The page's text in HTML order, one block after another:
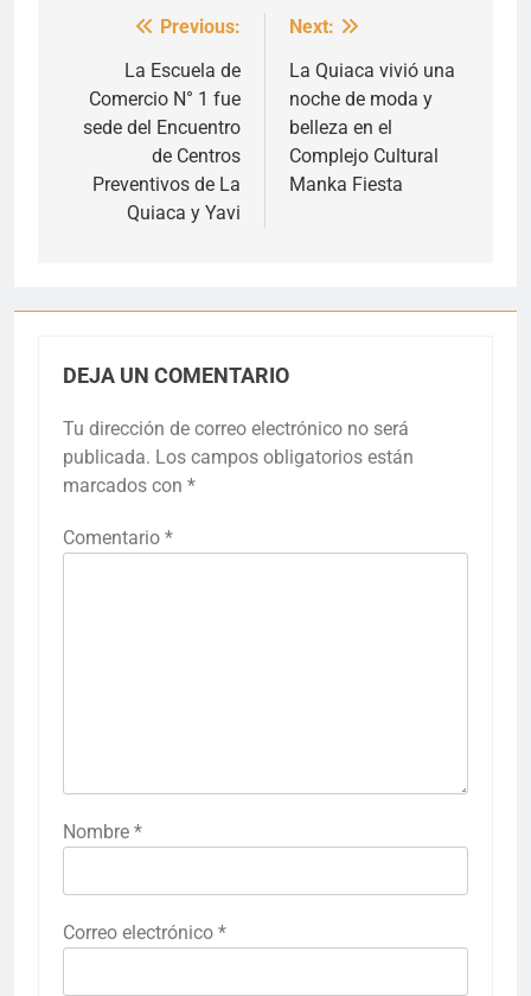
Navegación
entradas
Previous:
La Escuela de
Comercio N° 1 fue
sede del Encuentro
de Centros
Preventivos de La
Quiaca y Yavi
Next:
La Quiaca vivió una
noche de moda y
belleza en el
Complejo Cultural
Manka Fiesta
DEJA UN COMENTARIO
Tu dirección de correo electrónico no será
publicada. Los campos obligatorios están
marcados con *
Comentario *
Nombre *
Correo electrónico *